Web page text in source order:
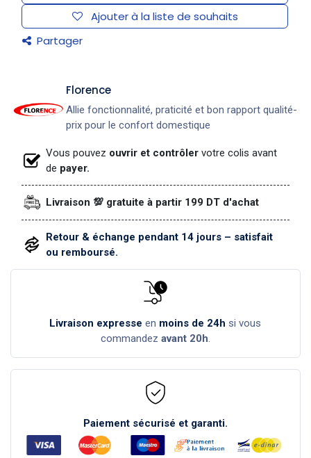
Ajouter à la liste de souhaits
Partager
​Florence
Allie fonctionnalité, praticité et bon rapport qualité-
prix pour le confort domestique
Vous pouvez ouvrir et contrôler votre colis avant
de payer.
Livraison 💯 gratuite à partir 199 DT d'achat
Retour & échange pendant 14 jours – satisfait
ou remboursé.
Livraison expresse en moins de 24h si vous
commandez avant 20h.
Paiement sécurisé et garanti.